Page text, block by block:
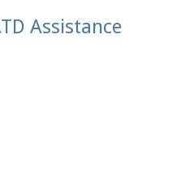
Assistance